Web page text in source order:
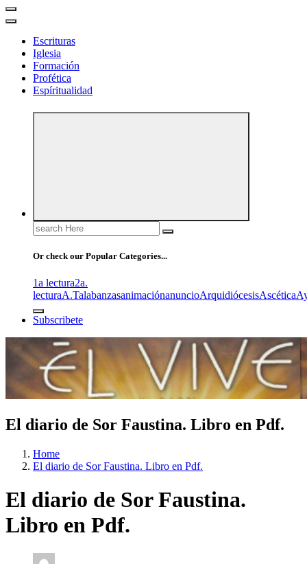
Escrituras
Iglesia
Formación
Profética
Espíritualidad
Search
for:
Or check our Popular Categories...
1a lectura2a.
lecturaA.TalabanzasanimaciónanuncioArquidiócesisAscética
Subscribete
El diario de Sor Faustina. Libro en Pdf.
Home
El diario de Sor Faustina. Libro en Pdf.
El diario de Sor Faustina.
Libro en Pdf.